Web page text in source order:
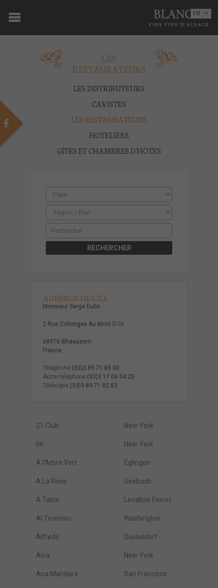
DOMAINE
OENOTOURISME
BOUTIQUE
PRESSE
CONTACT
FR
EN
LES
RESTAURATEURS
LES DISTRIBUTEURS
CAVISTES
LES RESTAURATEURS
HOTELIERS
GÎTES ET CHAMBRES D'HÔTES
AUBERGE DE L'ILL
Monsieur Serge Dubs
2 Rue Collonges Au Mont D'Or
68970 Illhaeusern
France
Téléphone (33)3 89 71 89 00
Autre téléphone (33)3 17 06 34 25
Télécopie (33)3 89 71 82 83
21 Club New York
66 New York
A l'Arbre Vert Eglingen
A La Rose Seebach
A Table Levallois Perret
Al Tiramisu Washington
Alfredo Düsseldorf
Alva New York
Ana Mandara San Francisco